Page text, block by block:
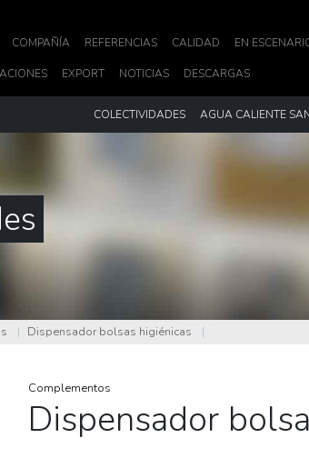
COMPAÑÍA REFERENCIAS CALIDAD EN
EXPORT NOTICIAS DESCARGAS
COLECTIVIDADES AGUA CALIENTE
| Dispensador bolsas higiénicas |
Complementos
Dispensador